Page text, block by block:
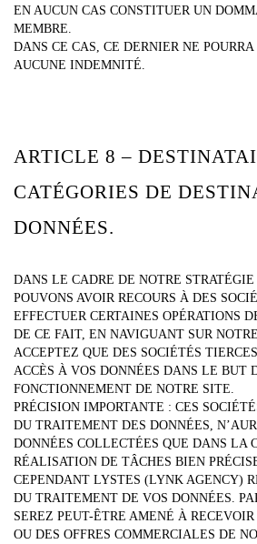
EN AUCUN CAS CONSTITUER UN
MEMBRE.
DANS CE CAS, CE DERNIER NE
AUCUNE INDEMNITÉ.
ARTICLE 8 –
CATÉGORIES DE
DONNÉES.
DANS LE CADRE DE NOTRE
POUVONS AVOIR RECOURS À DES
EFFECTUER CERTAINES OPÉRATIONS
DE CE FAIT, EN NAVIGUANT SUR
ACCEPTEZ QUE DES SOCIÉTÉS
ACCÈS À VOS DONNÉES DANS LE BUT
FONCTIONNEMENT DE NOTRE SITE.
PRÉCISION IMPORTANTE : CES
DU TRAITEMENT DES DONNÉES,
DONNÉES COLLECTÉES QUE DANS LA
RÉALISATION DE TÂCHES BIEN
CEPENDANT LYSTES (LYNK AGENCY)
DU TRAITEMENT DE VOS DONNÉES.
SEREZ PEUT-ÊTRE AMENÉ À
OU DES OFFRES COMMERCIALES DE